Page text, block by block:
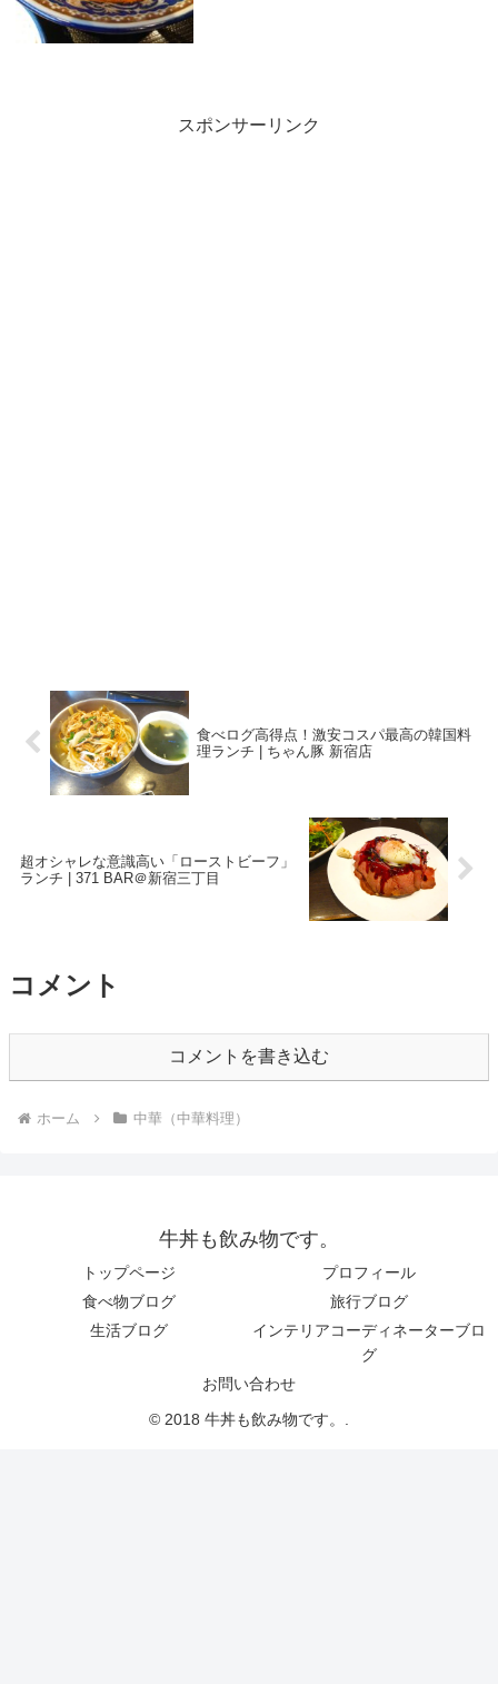
スポンサーリンク
食べログ高得点！激安コスパ最高の韓国料
理ランチ | ちゃん豚 新宿店
超オシャレな意識高い「ローストビーフ」
ランチ | 371 BAR＠新宿三丁目
コメント
コメントを書き込む
ホーム 中華（中華料理）
牛丼も飲み物です。
トップページ
プロフィール
食べ物ブログ
旅行ブログ
生活ブログ
インテリアコーディネーターブロ
グ
お問い合わせ
© 2018 牛丼も飲み物です。.